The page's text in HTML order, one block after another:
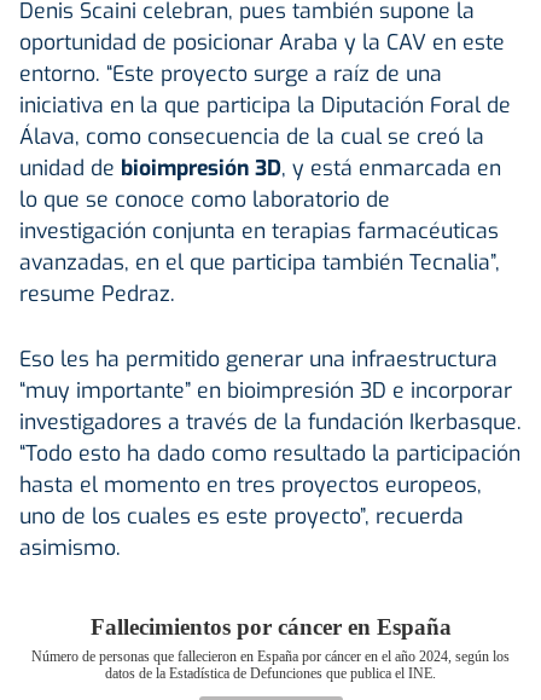
Denis Scaini celebran, pues también supone la
oportunidad de posicionar Araba y la CAV en este
entorno. “Este proyecto surge a raíz de una
iniciativa en la que participa la Diputación Foral de
Álava, como consecuencia de la cual se creó la
unidad de bioimpresión 3D, y está enmarcada en
lo que se conoce como laboratorio de
investigación conjunta en terapias farmacéuticas
avanzadas, en el que participa también Tecnalia”,
resume Pedraz.
Eso les ha permitido generar una infraestructura
“muy importante” en bioimpresión 3D e incorporar
investigadores a través de la fundación Ikerbasque.
“Todo esto ha dado como resultado la participación
hasta el momento en tres proyectos europeos,
uno de los cuales es este proyecto”, recuerda
asimismo.